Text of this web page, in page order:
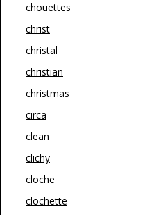
chouettes
christ
christal
christian
christmas
circa
clean
clichy
cloche
clochette